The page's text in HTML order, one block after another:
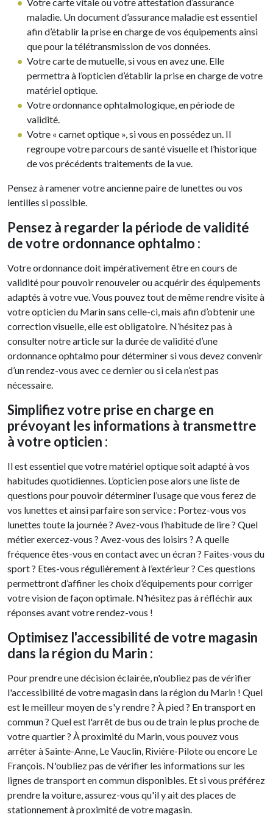
maladie. Un document d’assurance maladie est essentiel
afin d’établir la prise en charge de vos équipements ainsi
que pour la télétransmission de vos données.
Votre carte de mutuelle, si vous en avez une. Elle
permettra à l’opticien d’établir la prise en charge de votre
matériel optique.
Votre ordonnance ophtalmologique, en période de
validité.
Votre « carnet optique », si vous en possédez un. Il
regroupe votre parcours de santé visuelle et l’historique
de vos précédents traitements de la vue.
Pensez à ramener votre ancienne paire de lunettes ou vos
lentilles si possible.
Pensez à regarder la période de validité
de votre ordonnance ophtalmo :
Votre ordonnance doit impérativement être en cours de
validité pour pouvoir renouveler ou acquérir des équipements
adaptés à votre vue. Vous pouvez tout de même rendre visite à
votre opticien du Marin sans celle-ci, mais afin d’obtenir une
correction visuelle, elle est obligatoire. N’hésitez pas à
consulter notre article sur la durée de validité d’une
ordonnance ophtalmo pour déterminer si vous devez convenir
d’un rendez-vous avec ce dernier ou si cela n’est pas
nécessaire.
Simplifiez votre prise en charge en
prévoyant les informations à transmettre
à votre opticien :
Il est essentiel que votre matériel optique soit adapté à vos
habitudes quotidiennes. L’opticien pose alors une liste de
questions pour pouvoir déterminer l’usage que vous ferez de
vos lunettes et ainsi parfaire son service : Portez-vous vos
lunettes toute la journée ? Avez-vous l’habitude de lire ? Quel
métier exercez-vous ? Avez-vous des loisirs ? A quelle
fréquence êtes-vous en contact avec un écran ? Faites-vous du
sport ? Etes-vous régulièrement à l’extérieur ? Ces questions
permettront d’affiner les choix d’équipements pour corriger
votre vision de façon optimale. N’hésitez pas à réfléchir aux
réponses avant votre rendez-vous !
Optimisez l'accessibilité de votre magasin
dans la région du Marin :
Pour prendre une décision éclairée, n'oubliez pas de vérifier
l'accessibilité de votre magasin dans la région du Marin ! Quel
est le meilleur moyen de s'y rendre ? À pied ? En transport en
commun ? Quel est l'arrêt de bus ou de train le plus proche de
votre quartier ? À proximité du Marin, vous pouvez vous
arrêter à Sainte-Anne, Le Vauclin, Rivière-Pilote ou encore Le
François. N'oubliez pas de vérifier les informations sur les
lignes de transport en commun disponibles. Et si vous préférez
prendre la voiture, assurez-vous qu'il y ait des places de
stationnement à proximité de votre magasin.